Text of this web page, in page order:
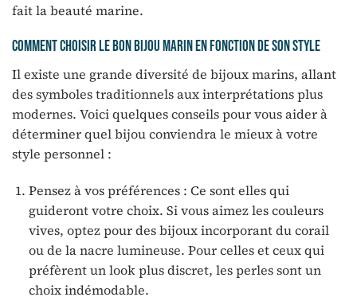
fait la beauté marine.
Comment choisir le bon bijou marin en fonction de son style
Il existe une grande diversité de bijoux marins, allant
des symboles traditionnels aux interprétations plus
modernes. Voici quelques conseils pour vous aider à
déterminer quel bijou conviendra le mieux à votre
style personnel :
Pensez à vos préférences : Ce sont elles qui
guideront votre choix. Si vous aimez les couleurs
vives, optez pour des bijoux incorporant du corail
ou de la nacre lumineuse. Pour celles et ceux qui
préfèrent un look plus discret, les perles sont un
choix indémodable.